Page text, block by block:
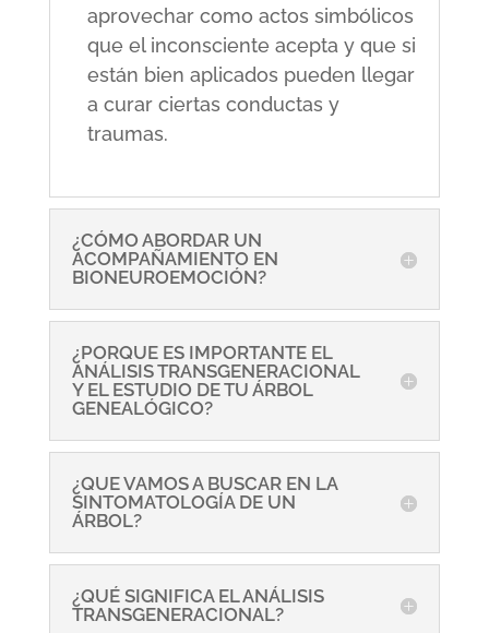
aprovechar como actos simbólicos
que el inconsciente acepta y que si
están bien aplicados pueden llegar
a curar ciertas conductas y
traumas.
¿CÓMO ABORDAR UN
ACOMPAÑAMIENTO EN
BIONEUROEMOCIÓN?
¿PORQUE ES IMPORTANTE EL
ANÁLISIS TRANSGENERACIONAL
Y EL ESTUDIO DE TU ÁRBOL
GENEALÓGICO?
¿QUE VAMOS A BUSCAR EN LA
SINTOMATOLOGÍA DE UN
ÁRBOL?
¿QUÉ SIGNIFICA EL ANÁLISIS
TRANSGENERACIONAL?